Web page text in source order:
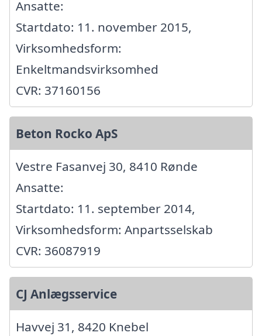
Ansatte:
Startdato: 11. november 2015,
Virksomhedsform:
Enkeltmandsvirksomhed
CVR: 37160156
Beton Rocko ApS
Vestre Fasanvej 30, 8410 Rønde
Ansatte:
Startdato: 11. september 2014,
Virksomhedsform: Anpartsselskab
CVR: 36087919
CJ Anlægsservice
Havvej 31, 8420 Knebel